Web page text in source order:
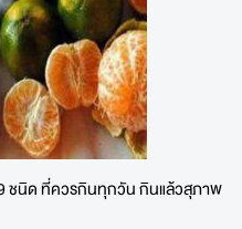
ชนิด ที่ควรกินทุกวัน กินแล้วสุภาพ